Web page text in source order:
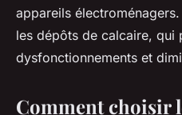
appareils
les dépôts de calcaire, qui
dysfonctionnements et
Comment choisir